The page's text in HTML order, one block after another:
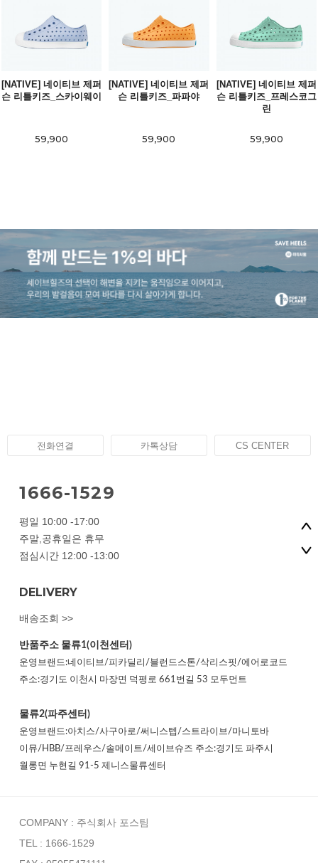
[NATIVE] 네이티브 제퍼
슨 리틀키즈_스카이웨이
59,900
[NATIVE] 네이티브 제퍼
슨 리틀키즈_파파야
59,900
[NATIVE] 네이티브 제퍼
슨 리틀키즈_프레스코그
린
59,900
전화연결 카톡상담 CS CENTER
1666-1529
평일 10:00 -17:00
주말,공휴일은 휴무
점심시간 12:00 -13:00
DELIVERY
배송조회 >>
반품주소 물류1(이천센터)
운영브랜드:네이티브/피카딜리/블런드스톤/삭리스핏/에어로코드
주소:경기도 이천시 마장면 덕평로 661번길 53 모두먼트
물류2(파주센터)
운영브랜드:아치스/사구아로/써니스텝/스트라이브/마니토바
이뮤/HBB/프레우스/솔메이트/세이브슈즈 주소:경기도 파주시
월롱면 누현길 91-5 제니스물류센터
COMPANY : 주식회사 포스팀
TEL : 1666-1529